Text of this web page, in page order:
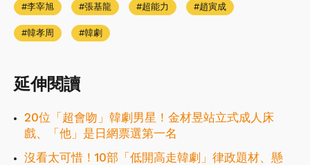
李宰旭 張基龍 超能力 趙寅成
韓孝周 韓劇
延伸閱讀
20位「超會吻」韓劇男星！金材昱站立式成人床
戲、「他」是日網票選第一名
沒看太可惜！10部「低開高走韓劇」律政題材、懸